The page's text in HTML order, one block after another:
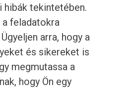
hibák tekintetében.
a feladatokra
arra, hogy a
és sikereket is
megmutassa a
hogy Ön egy